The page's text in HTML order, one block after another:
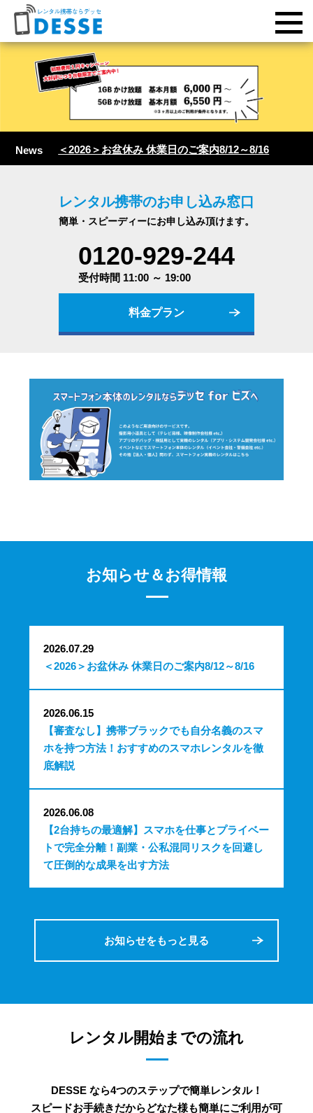
News ＜2026＞お盆休み 休業日のご案内8/12～8/16
レンタル携帯のお申し込み窓口
簡単・スピーディーにお申し込み頂けます。
0120-929-244
受付時間 11:00 ～ 19:00
料金プラン
お知らせ＆お得情報
2026.07.29
＜2026＞お盆休み 休業日のご案内8/12～8/16
2026.06.15
【審査なし】携帯ブラックでも自分名義のスマ
ホを持つ方法！おすすめのスマホレンタルを徹
底解説
2026.06.08
【2台持ちの最適解】スマホを仕事とプライベー
トで完全分離！副業・公私混同リスクを回避し
て圧倒的な成果を出す方法
お知らせをもっと見る
レンタル開始までの流れ
DESSE なら4つのステップで簡単レンタル！
スピードお手続きだからどなた様も簡単にご利用が可